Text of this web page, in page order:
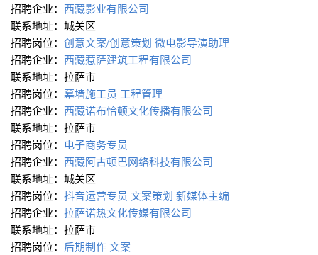
招聘企业： 西藏影业有限公司
联系地址：城关区
招聘岗位： 创意文案/创意策划 微电影导演助理
招聘企业： 西藏惹萨建筑工程有限公司
联系地址：拉萨市
招聘岗位： 幕墙施工员 工程管理
招聘企业： 西藏诺布恰顿文化传播有限公司
联系地址：拉萨市
招聘岗位： 电子商务专员
招聘企业： 西藏阿古顿巴网络科技有限公司
联系地址：城关区
招聘岗位： 抖音运营专员 文案策划 新媒体主编
招聘企业： 拉萨诺热文化传媒有限公司
联系地址：拉萨市
招聘岗位： 后期制作文案